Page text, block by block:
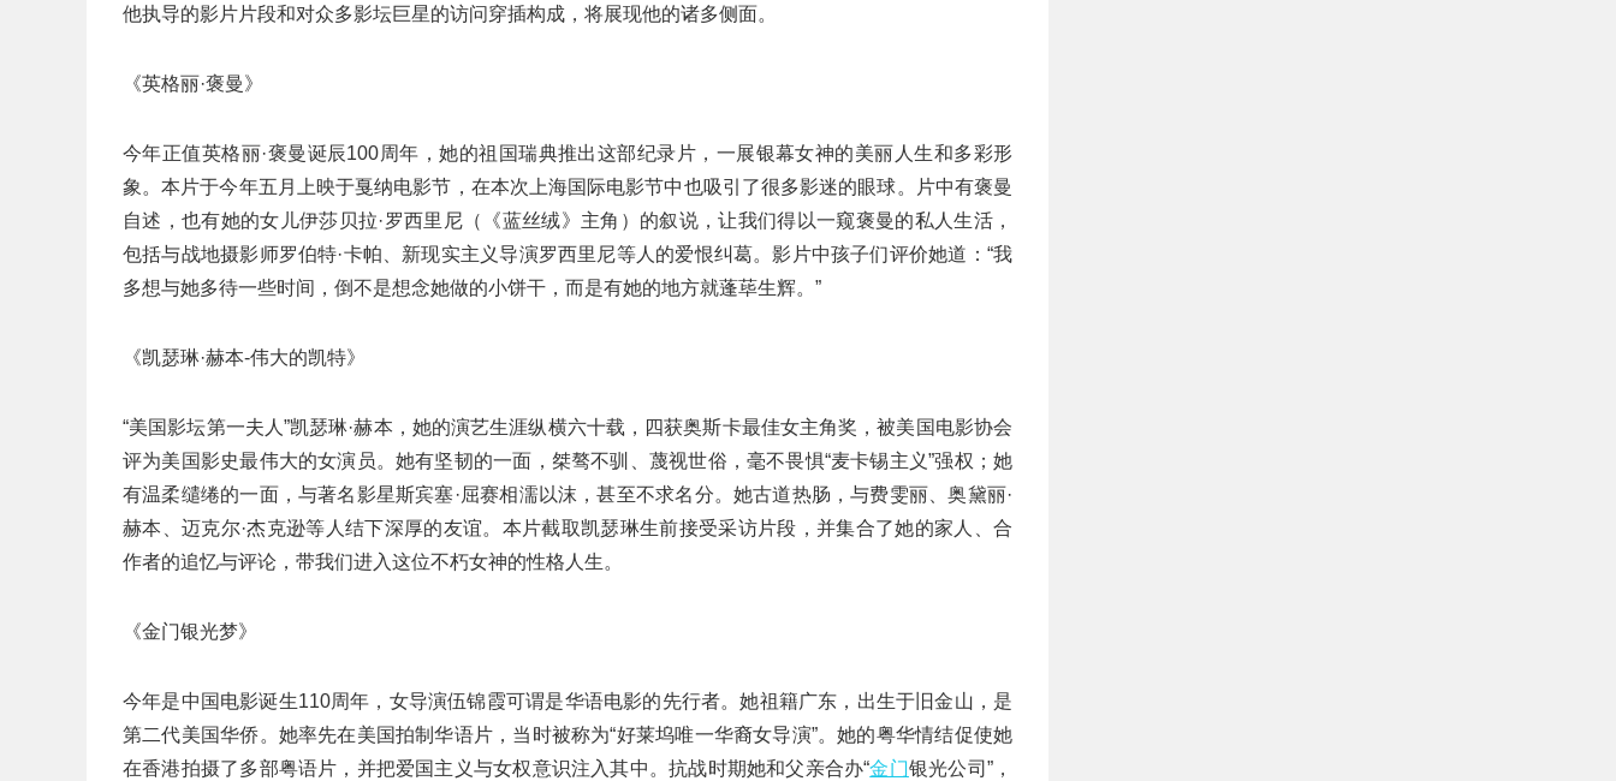
他执导的影片片段和对众多影坛巨星的访问穿插构成，将展现他的诸多侧面。
《英格丽·褒曼》
今年正值英格丽·褒曼诞辰100周年，她的祖国瑞典推出这部纪录片，一展银幕女神的美丽人生和多彩形
象。本片于今年五月上映于戛纳电影节，在本次上海国际电影节中也吸引了很多影迷的眼球。片中有褒曼
自述，也有她的女儿伊莎贝拉·罗西里尼（《蓝丝绒》主角）的叙说，让我们得以一窥褒曼的私人生活，
包括与战地摄影师罗伯特·卡帕、新现实主义导演罗西里尼等人的爱恨纠葛。影片中孩子们评价她道：“我
多想与她多待一些时间，倒不是想念她做的小饼干，而是有她的地方就蓬荜生辉。”
《凯瑟琳·赫本-伟大的凯特》
“美国影坛第一夫人”凯瑟琳·赫本，她的演艺生涯纵横六十载，四获奥斯卡最佳女主角奖，被美国电影协会
评为美国影史最伟大的女演员。她有坚韧的一面，桀骜不驯、蔑视世俗，毫不畏惧“麦卡锡主义”强权；她
有温柔缱绻的一面，与著名影星斯宾塞·屈赛相濡以沫，甚至不求名分。她古道热肠，与费雯丽、奥黛丽·
赫本、迈克尔·杰克逊等人结下深厚的友谊。本片截取凯瑟琳生前接受采访片段，并集合了她的家人、合
作者的追忆与评论，带我们进入这位不朽女神的性格人生。
《金门银光梦》
今年是中国电影诞生110周年，女导演伍锦霞可谓是华语电影的先行者。她祖籍广东，出生于旧金山，是
第二代美国华侨。她率先在美国拍制华语片，当时被称为“好莱坞唯一华裔女导演”。她的粤华情结促使她
在香港拍摄了多部粤语片，并把爱国主义与女权意识注入其中。抗战时期她和父亲合办“金门银光公司”，